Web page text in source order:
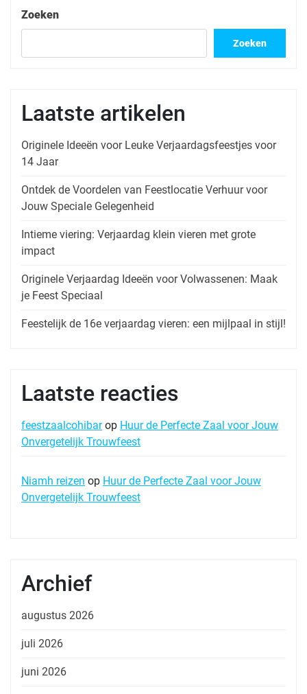
Zoeken
Zoeken
Laatste artikelen
Originele Ideeën voor Leuke Verjaardagsfeestjes voor
14 Jaar
Ontdek de Voordelen van Feestlocatie Verhuur voor
Jouw Speciale Gelegenheid
Intieme viering: Verjaardag klein vieren met grote
impact
Originele Verjaardag Ideeën voor Volwassenen: Maak
je Feest Speciaal
Feestelijk de 16e verjaardag vieren: een mijlpaal in stijl!
Laatste reacties
feestzaalcohibarop Huur de Perfecte Zaal voor Jouw
Onvergetelijk Trouwfeest
Niamh reizen op Huur de Perfecte Zaal voor Jouw
Onvergetelijk Trouwfeest
Archief
augustus 2026
juli 2026
juni 2026